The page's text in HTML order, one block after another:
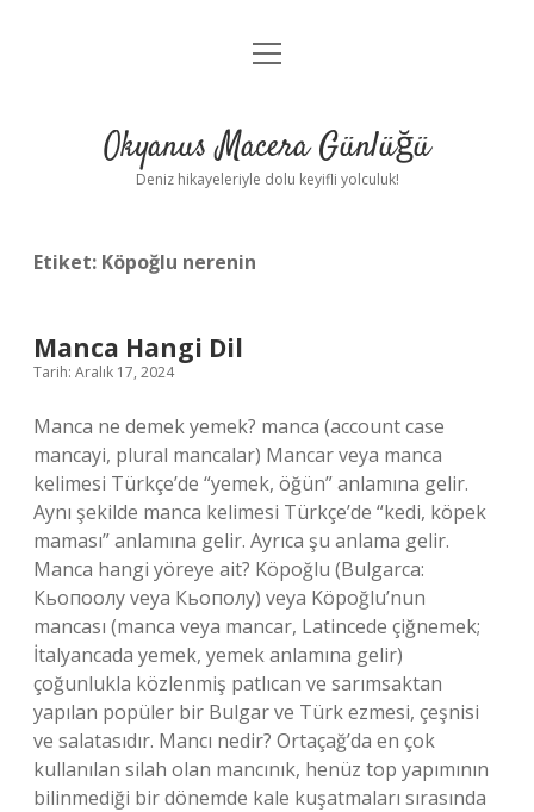
Anasayfa
Yasal Uyarı
menüyü
Okyanus Macera Günlüğü
Deniz hikayeleriyle dolu keyifli yolculuk!
Etiket: Köpoğlu nerenin
Manca Hangi Dil
Tarih: Aralık 17, 2024
Manca ne demek yemek? manca (account case
mancayi, plural mancalar) Mancar veya manca
kelimesi Türkçe’de “yemek, öğün” anlamına gelir.
Aynı şekilde manca kelimesi Türkçe’de “kedi, köpek
maması” anlamına gelir. Ayrıca şu anlama gelir.
Manca hangi yöreye ait? Köpoğlu (Bulgarca:
Кьопоолу veya Кьополу) veya Köpoğlu’nun
mancası (manca veya mancar, Latincede çiğnemek;
İtalyancada yemek, yemek anlamına gelir)
çoğunlukla közlenmiş patlıcan ve sarımsaktan
yapılan popüler bir Bulgar ve Türk ezmesi, çeşnisi
ve salatasıdır. Mancı nedir? Ortaçağ’da en çok
kullanılan silah olan mancınık, henüz top yapımının
bilinmediği bir dönemde kale kuşatmaları sırasında